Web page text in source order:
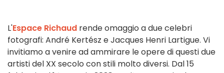
L'Espace Richaud rende omaggio a due celebri
fotografi: André Kertész e Jacques Henri Lartigue. Vi
invitiamo a venire ad ammirare le opere di questi due
artisti del XX secolo con stili molto diversi. Dal 15